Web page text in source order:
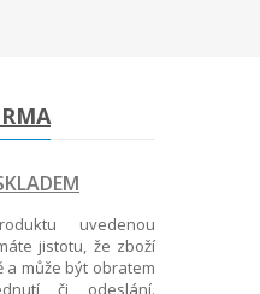
uvedenou
jistotu, že zboží
a může být obratem
či odeslání.